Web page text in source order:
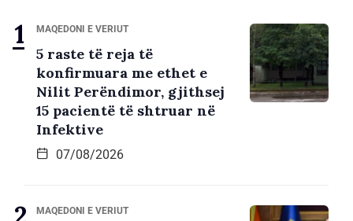
MAQEDONI E VERIUT
5 raste të reja të
konfirmuara me ethet e
Nilit Perëndimor, gjithsej
15 pacientë të shtruar në
Infektive
07/08/2026
MAQEDONI E VERIUT